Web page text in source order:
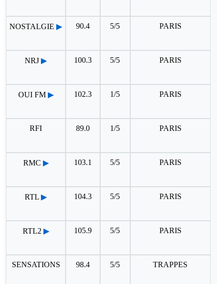
NOSTALGIE ▶ 90.4 5/5 PARIS
NRJ ▶ 100.3 5/5 PARIS
OUI FM ▶ 102.3 1/5 PARIS
RFI 89.0 1/5 PARIS
RMC ▶ 103.1 5/5 PARIS
RTL ▶ 104.3 5/5 PARIS
RTL2 ▶ 105.9 5/5 PARIS
SENSATIONS 98.4 5/5 TRAPPES